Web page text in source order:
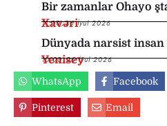
Bir zamanlar Ohayo
Xavəri
11:00,26 İyul 2026
Dünyada narsist
Yenisey
10:00,26 İyul 2026
WhatsApp Facebook
Pinterest Email